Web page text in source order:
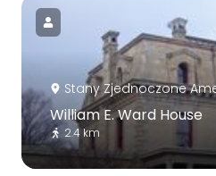
Stany Zjednoczone
William E. Ward House
2.4 km